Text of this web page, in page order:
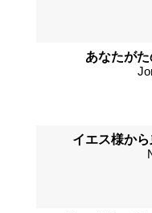
あなたが
イエス様か